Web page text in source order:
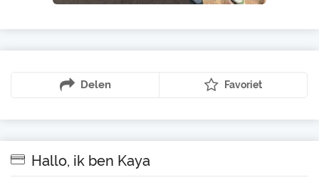
Delen Favoriet
Hallo, ik ben Kaya